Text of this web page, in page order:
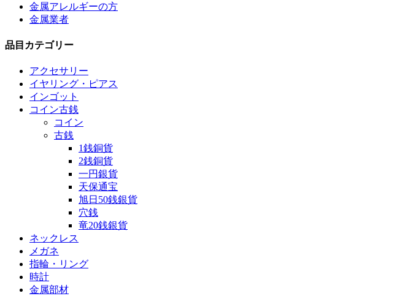
金属アレルギーの方
金属業者
品目カテゴリー
アクセサリー
イヤリング・ピアス
インゴット
コイン古銭
コイン
古銭
1銭銅貨
2銭銅貨
一円銀貨
天保通宝
旭日50銭銀貨
穴銭
竜20銭銀貨
ネックレス
メガネ
指輪・リング
時計
金属部材